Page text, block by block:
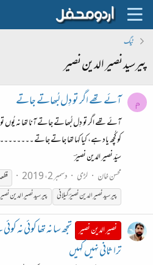
ٹیگ
پیرسید نصیر الدین نصیر
م آئے تھے اگر تو دِل لُبھاتے جاتے
آئے تھے اگر تو دِل لُبھاتے جاتے آنا تھا نہ یُوں
کو کُچھ یاد ہے، کیا کہا تھا جاتے جاتے
سیّد نصیر الدین نصیرؔ
محسن خان
لڑی دسمبر 2، 2019
پیر سیدنصیرالدیننصیرؔ گیلانی پیرسیدنصیرالدیننصیر
نصیر الدین نصیر تجھ سا نہ تھا کوئی
ترا ثانی نہیں کہیں